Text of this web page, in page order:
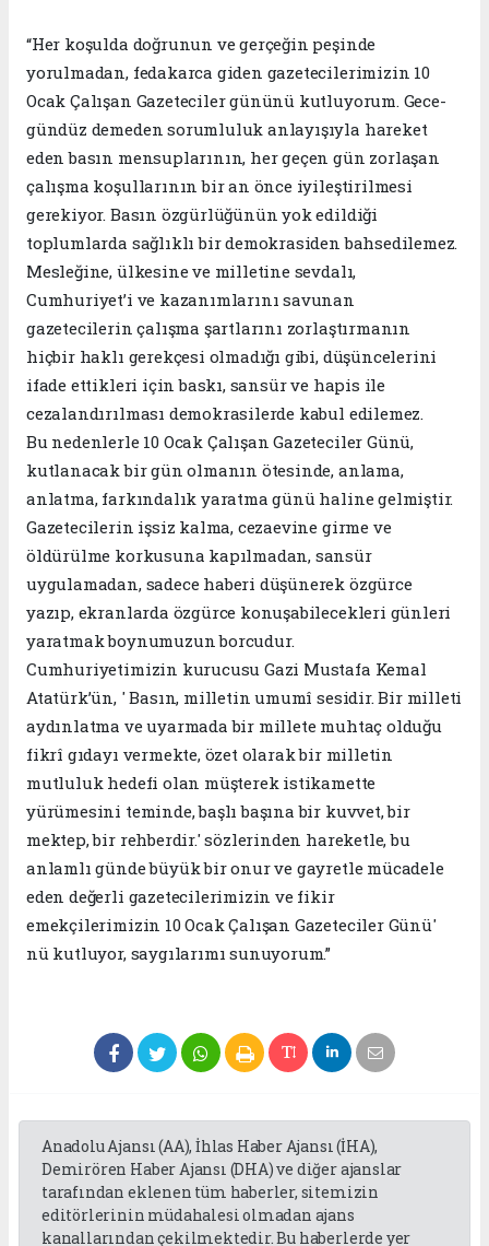
“Her koşulda doğrunun ve gerçeğin peşinde
yorulmadan, fedakarca giden gazetecilerimizin 10
Ocak Çalışan Gazeteciler gününü kutluyorum. Gece-
gündüz demeden sorumluluk anlayışıyla hareket
eden basın mensuplarının, her geçen gün zorlaşan
çalışma koşullarının bir an önce iyileştirilmesi
gerekiyor. Basın özgürlüğünün yok edildiği
toplumlarda sağlıklı bir demokrasiden bahsedilemez.
Mesleğine, ülkesine ve milletine sevdalı,
Cumhuriyet’i ve kazanımlarını savunan
gazetecilerin çalışma şartlarını zorlaştırmanın
hiçbir haklı gerekçesi olmadığı gibi, düşüncelerini
ifade ettikleri için baskı, sansür ve hapis ile
cezalandırılması demokrasilerde kabul edilemez.
Bu nedenlerle 10 Ocak Çalışan Gazeteciler Günü,
kutlanacak bir gün olmanın ötesinde, anlama,
anlatma, farkındalık yaratma günü haline gelmiştir.
Gazetecilerin işsiz kalma, cezaevine girme ve
öldürülme korkusuna kapılmadan, sansür
uygulamadan, sadece haberi düşünerek özgürce
yazıp, ekranlarda özgürce konuşabilecekleri günleri
yaratmak boynumuzun borcudur.
Cumhuriyetimizin kurucusu Gazi Mustafa Kemal
Atatürk’ün, ' Basın, milletin umumî sesidir. Bir milleti
aydınlatma ve uyarmada bir millete muhtaç olduğu
fikrî gıdayı vermekte, özet olarak bir milletin
mutluluk hedefi olan müşterek istikamette
yürümesini teminde, başlı başına bir kuvvet, bir
mektep, bir rehberdir.' sözlerinden hareketle, bu
anlamlı günde büyük bir onur ve gayretle mücadele
eden değerli gazetecilerimizin ve fikir
emekçilerimizin 10 Ocak Çalışan Gazeteciler Günü'
nü kutluyor, saygılarımı sunuyorum.”
Anadolu Ajansı (AA), İhlas Haber Ajansı (İHA),
Demirören Haber Ajansı (DHA) ve diğer ajanslar
tarafından eklenen tüm haberler, sitemizin
editörlerinin müdahalesi olmadan ajans
kanallarından çekilmektedir. Bu haberlerde yer